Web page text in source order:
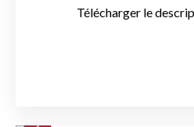
Télécharger le